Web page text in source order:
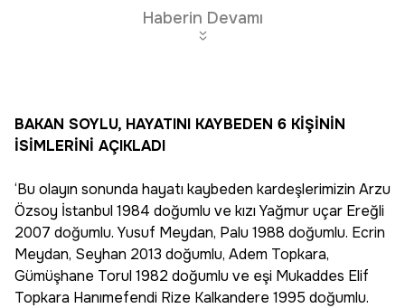
Haberin Devamı
BAKAN SOYLU, HAYATINI KAYBEDEN 6 KİŞİNİN
İSİMLERİNİ AÇIKLADI
‘Bu olayın sonunda hayatı kaybeden kardeşlerimizin Arzu
Özsoy İstanbul 1984 doğumlu ve kızı Yağmur uçar Ereğli
2007 doğumlu. Yusuf Meydan, Palu 1988 doğumlu. Ecrin
Meydan, Seyhan 2013 doğumlu, Adem Topkara,
Gümüşhane Torul 1982 doğumlu ve eşi Mukaddes Elif
Topkara Hanımefendi Rize Kalkandere 1995 doğumlu.